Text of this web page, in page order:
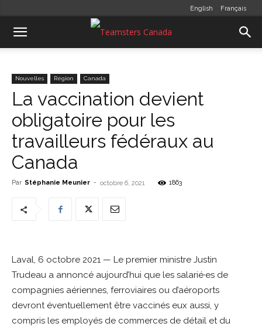
English Français
Nouvelles Région Canada
La vaccination devient
obligatoire pour les
travailleurs fédéraux au
Canada
Par Stéphanie Meunier - octobre 6, 2021 1863
Laval, 6 octobre 2021 — Le premier ministre Justin
Trudeau a annoncé aujourd’hui que les salarié·es de
compagnies aériennes, ferroviaires ou d’aéroports
devront éventuellement être vaccinés eux aussi, y
compris les employés de commerces de détail et du